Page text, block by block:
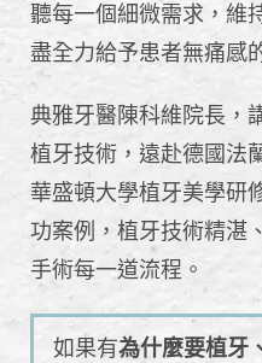
聽每一個細微需求，維
盡全力給予患者無痛感
典雅牙醫陳科維院長，
植牙技術，遠赴德國法
華盛頓大學植牙美學研
功案例，植牙技術精湛
手術每一道流程。
如果有為什麼要植牙